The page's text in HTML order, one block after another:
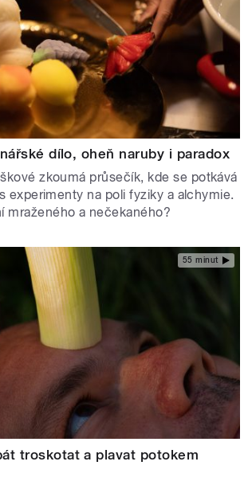
dílo, oheň naruby i paradox
zkoumá průsečík, kde se potkává
experimenty na poli fyziky a alchymie.
mraženého a nečekaného?
55 minut
troskotat a plavat potokem